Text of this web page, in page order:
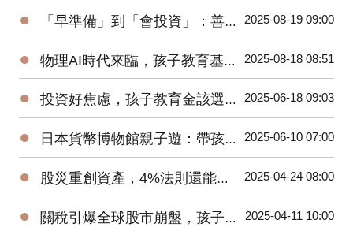
● 「早準備」到「會投資」：善用 TISA帳戶打造孩子教育金 2025-08-19 09:00
● 物理AI時代來臨，孩子教育基金要買機器人或電動車基金嗎？ 2025-08-18 08:51
● 投資好焦慮，孩子教育金該選台股基金或全球型基金？ 2025-06-18 09:03
● 日本貨幣博物館親子遊：帶孩子邊玩邊學認識「日幣的歷史」 2025-06-10 07:00
● 股災重創資產，4%法則還能讓我們安穩退休嗎？ 2025-04-24 08:00
● 關稅引爆全球股市崩盤，孩子的教育金該如何安心布局？ 2025-04-11 10:00